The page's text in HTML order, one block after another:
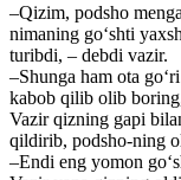
–Qizim, podsho
nimaning go‘shti
turibdi, – debdi vazir.
–Shunga ham ota
kabob qilib olib
Vazir qizning gapi
qildirib, podsho-ning
–Endi eng yomon